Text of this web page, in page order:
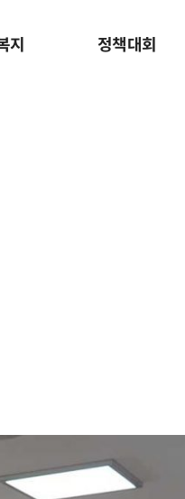
지 정책대회